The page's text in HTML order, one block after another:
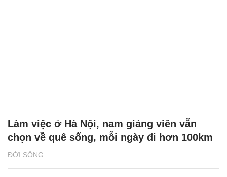
ĐỜI SỐNG
Làm việc ở Hà Nội, nam giảng viên vẫn
chọn về quê sống, mỗi ngày đi hơn 100km